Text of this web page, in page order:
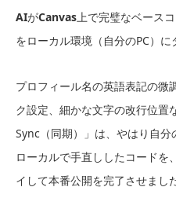
AIがCanvas上で完璧なベース
をローカル環境（自分のPC）に
プロフィール名の英語表記の微
ク設定、細かな文字の改行位置
Sync（同期）」は、やはり自分
ローカルで手直ししたコードを
イして本番公開を完了させました